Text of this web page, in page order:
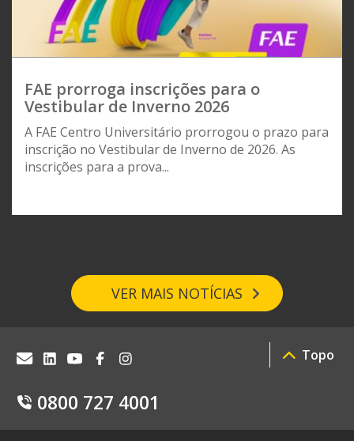
FAE prorroga inscrições para o
Vestibular de Inverno 2026
A FAE Centro Universitário prorrogou o prazo para
inscrição no Vestibular de Inverno de 2026. As
inscrições para a prova...
VER MAIS NOTÍCIAS
0800 727 4001
Topo